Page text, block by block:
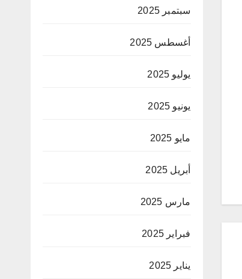
سبتمبر 2025
أغسطس 2025
يوليو 2025
يونيو 2025
مايو 2025
أبريل 2025
مارس 2025
فبراير 2025
يناير 2025